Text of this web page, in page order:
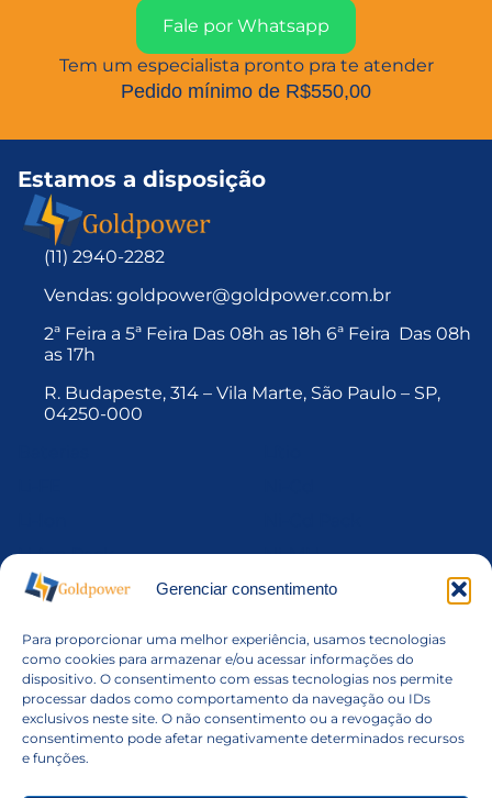
Gerenciar consentimento
Para proporcionar uma melhor experiência, usamos tecnologias
como cookies para armazenar e/ou acessar informações do
dispositivo. O consentimento com essas tecnologias nos permite
processar dados como comportamento da navegação ou IDs
exclusivos neste site. O não consentimento ou a revogação do
consentimento pode afetar negativamente determinados recursos
e funções.
Fale por Whatsapp
Tem um especialista pronto pra te atender
Pedido mínimo de R$550,00
Estamos a disposição
(11) 2940-2282
Vendas: goldpower@goldpower.com.br
2ª Feira a 5ª Feira Das 08h as 18h 6ª Feira Das 08h
as 17h
R. Budapeste, 314 – Vila Marte, São Paulo – SP,
04250-000
Li-Ion Pack
Li-MnO2
Li-Po Pack
Li-SOCl2
Ni-MH
Ni-Mh Pack
Pack de Baterias
VRLA
Montagem de Packs